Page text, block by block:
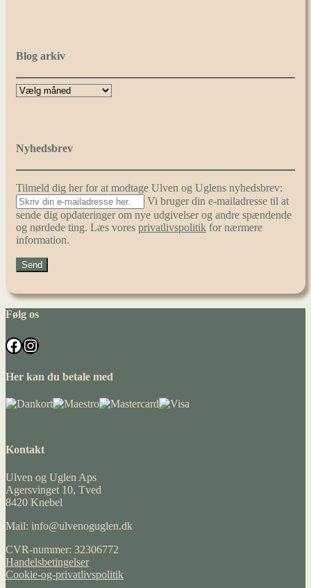
Blog arkiv
Nyhedsbrev
Tilmeld dig her for at modtage Ulven og Uglens nyhedsbrev:
Vi bruger din e-mailadresse til at
sende dig opdateringer om nye udgivelser og andre spændende
og nørdede ting. Læs vores privatlivspolitik for nærmere
information.
Følg os
Facebook
Instagram
Her kan du betale med
Kontakt
Ulven og Uglen Aps
Agersvinget 10, Tved
8420 Knebel
Mail: info@ulvenoguglen.dk
CVR-nummer: 32306772
Handelsbetingelser
Cookie-og-privatlivspolitik